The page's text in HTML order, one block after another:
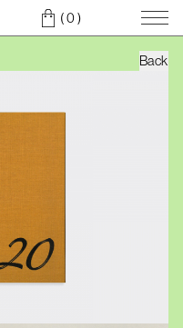
( 0)
Back